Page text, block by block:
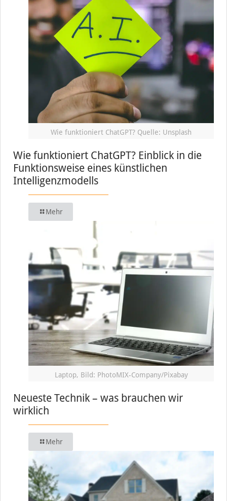
Wie funktioniert ChatGPT? Quelle: Unsplash
Wie funktioniert ChatGPT? Einblick in die
Funktionsweise eines künstlichen
Intelligenzmodells
Mehr
Laptop, Bild: PhotoMIX-Company/Pixabay
Neueste Technik – was brauchen wir
wirklich
Mehr